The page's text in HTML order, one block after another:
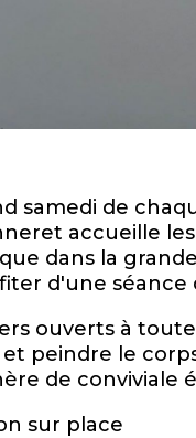
samedi de
accueille
dans la
d'une séance
ouverts à
et peindre le
de conviviale
sur place